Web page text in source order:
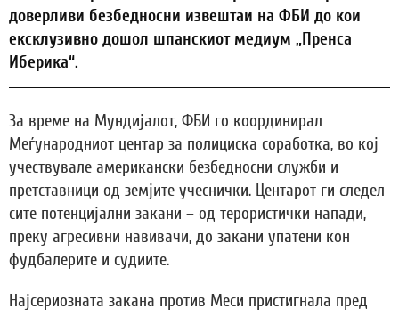
доверливи безбедносни извештаи на ФБИ до кои
ексклузивно дошол шпанскиот медиум „Пренса
Иберика“.
За време на Мундијалот, ФБИ го координирал
Меѓународниот центар за полициска соработка, во кој
учествувале американски безбедносни служби и
претставници од земјите учеснички. Центарот ги следел
сите потенцијални закани – од терористички напади,
преку агресивни навивачи, до закани упатени кон
фудбалерите и судиите.
Најсериозната закана против Меси пристигнала пред